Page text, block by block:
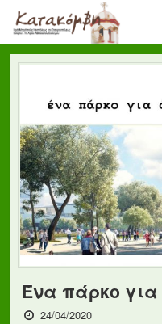
Ένα πάρκο
24/04/2020